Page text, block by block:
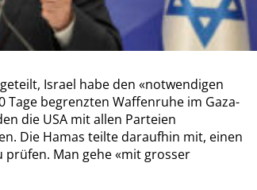
Israel habe den «notwendigen
Tage begrenzten Waffenruhe im Gaza-
die USA mit allen Parteien
Die Hamas teilte daraufhin mit, einen
Man gehe «mit grosser